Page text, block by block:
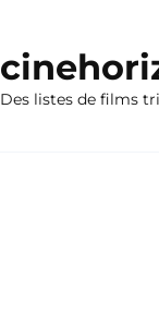
Des listes de films